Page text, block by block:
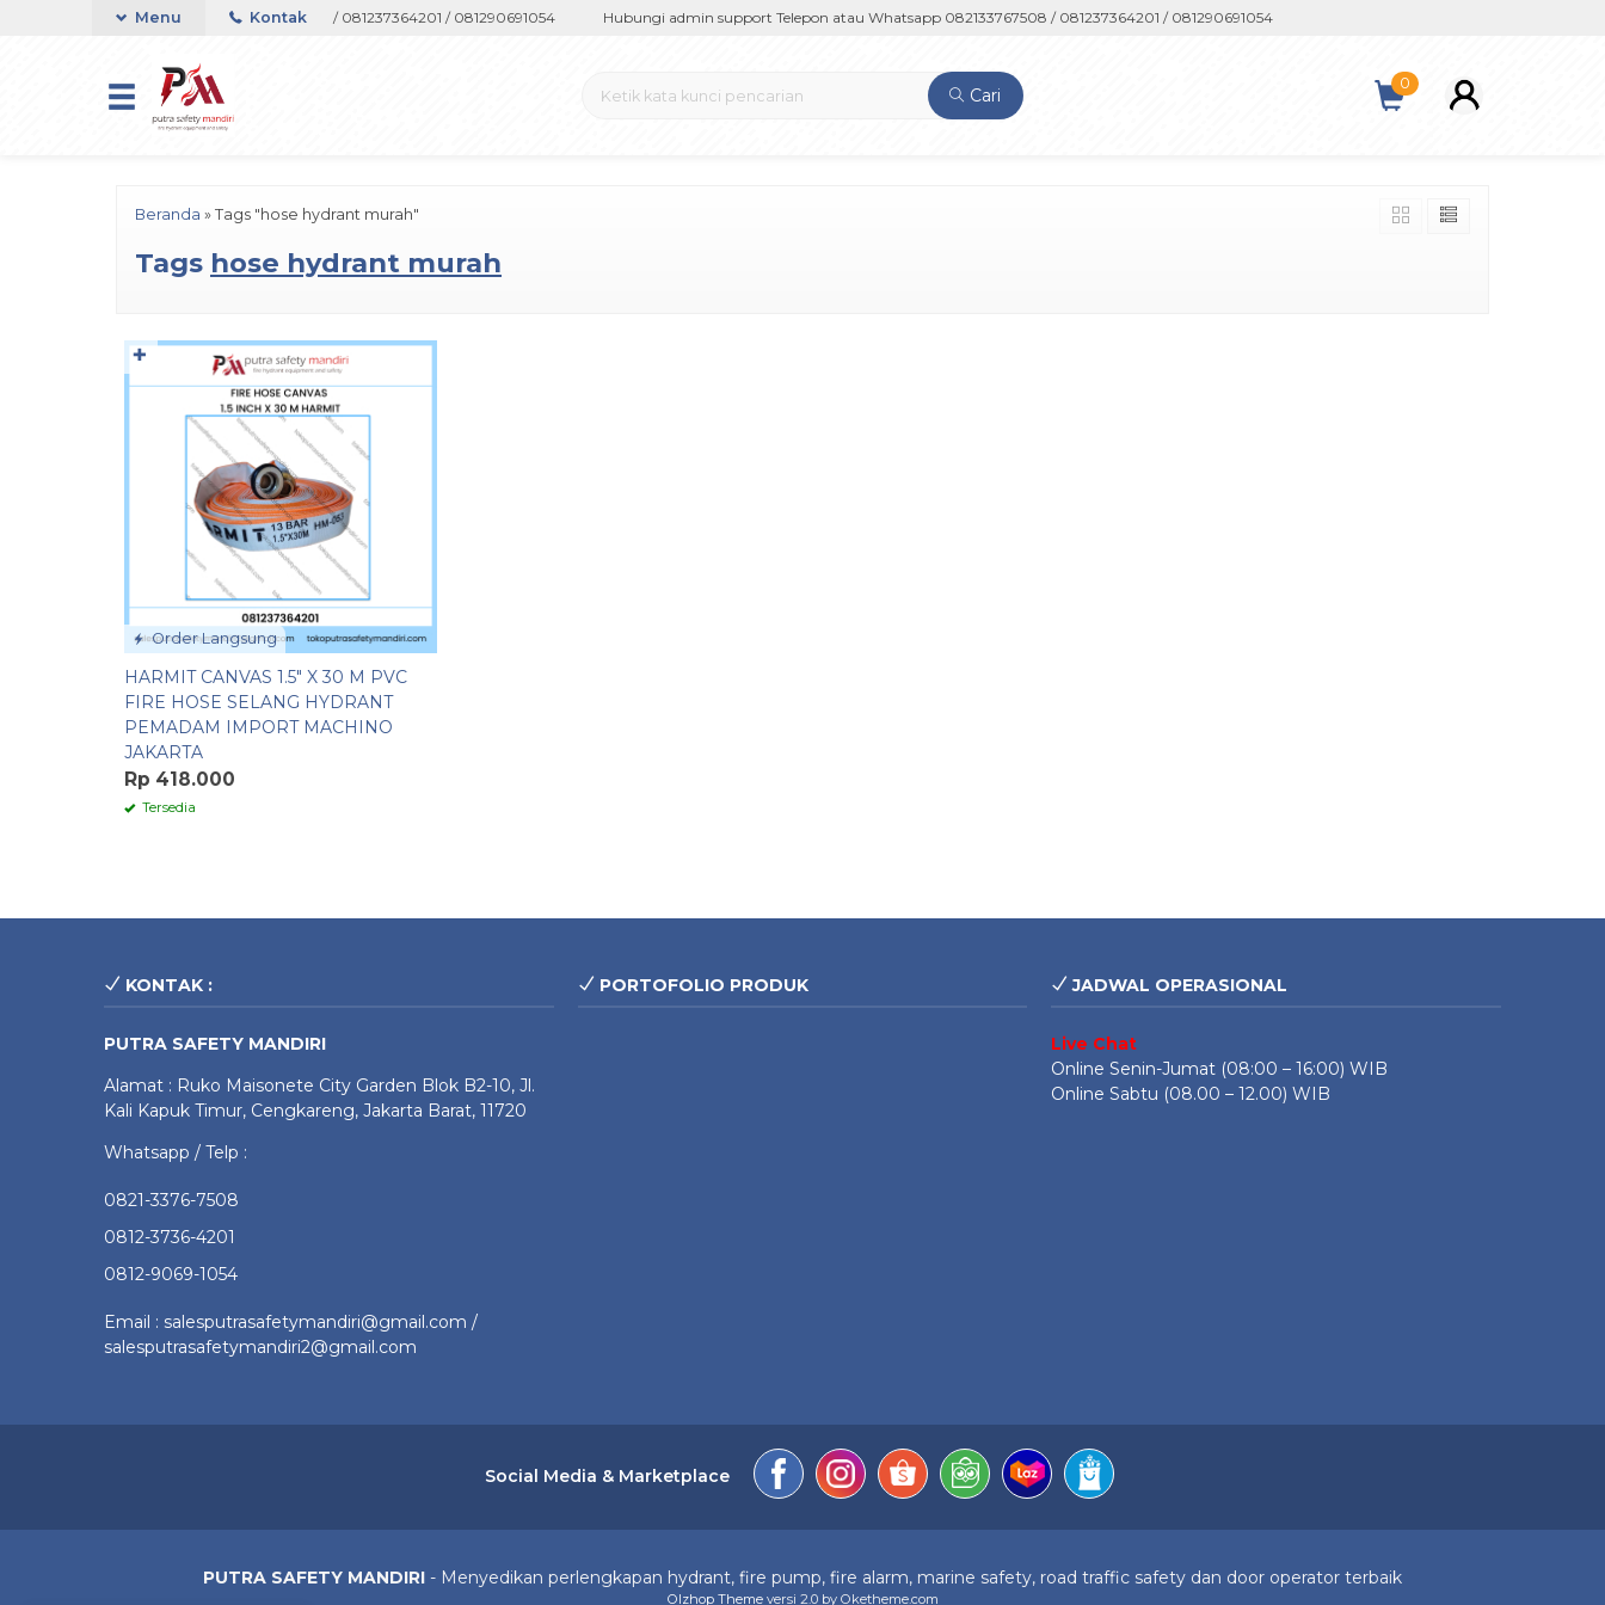
Telepon atau Whatsapp 082133767508 / 081237364201 / 081290691054 Hubungi admin support Telepon atau Whatsapp 082133767508 / 081237364201 / 081290691054
Menu Kontak
Cari
0
Beranda » Tags "hose hydrant murah"
Tags hose hydrant murah
Order Langsung
HARMIT CANVAS 1.5″ X 30 M PVC
FIRE HOSE SELANG HYDRANT
PEMADAM IMPORT MACHINO
JAKARTA
Rp 418.000
Tersedia
✚
KONTAK :
PUTRA SAFETY MANDIRI
Alamat : Ruko Maisonete City Garden Blok B2-10, Jl.
Kali Kapuk Timur, Cengkareng, Jakarta Barat, 11720
Whatsapp / Telp :
0821-3376-7508
0812-3736-4201
0812-9069-1054
Email : salesputrasafetymandiri@gmail.com /
salesputrasafetymandiri2@gmail.com
PORTOFOLIO PRODUK JADWAL OPERASIONAL
Live Chat
Online Senin-Jumat (08:00 – 16:00) WIB
Online Sabtu (08.00 – 12.00) WIB
Social Media & Marketplace
PUTRA SAFETY MANDIRI - Menyedikan perlengkapan hydrant, fire pump, fire alarm, marine safety, road traffic safety dan door operator terbaik
Olzhop Themeversi 2.0 by Oketheme.com